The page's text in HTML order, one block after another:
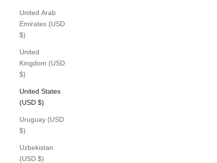
United Arab
Emirates (USD
$)
United
Kingdom (USD
$)
United States
(USD $)
Uruguay (USD
$)
Uzbekistan
(USD $)